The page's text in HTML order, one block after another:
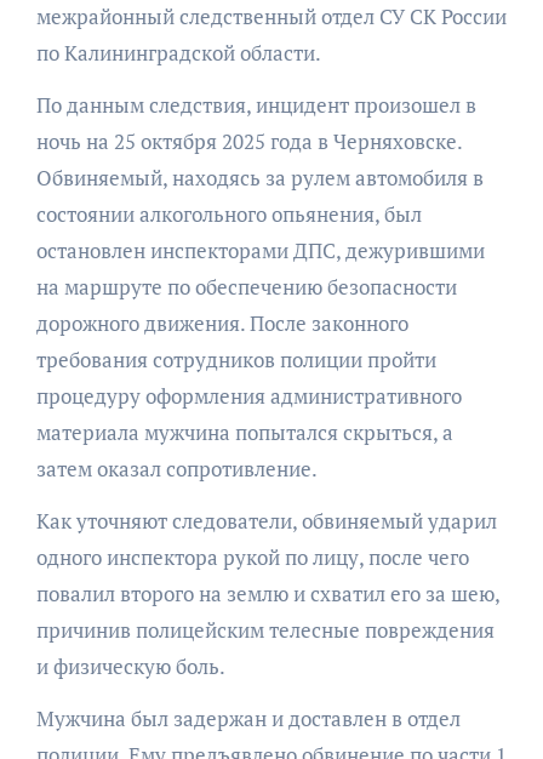
межрайонный следственный отдел СУ СК России
по Калининградской области.
По данным следствия, инцидент произошел в
ночь на 25 октября 2025 года в Черняховске.
Обвиняемый, находясь за рулем автомобиля в
состоянии алкогольного опьянения, был
остановлен инспекторами ДПС, дежурившими
на маршруте по обеспечению безопасности
дорожного движения. После законного
требования сотрудников полиции пройти
процедуру оформления административного
материала мужчина попытался скрыться, а
затем оказал сопротивление.
Как уточняют следователи, обвиняемый ударил
одного инспектора рукой по лицу, после чего
повалил второго на землю и схватил его за шею,
причинив полицейским телесные повреждения
и физическую боль.
Мужчина был задержан и доставлен в отдел